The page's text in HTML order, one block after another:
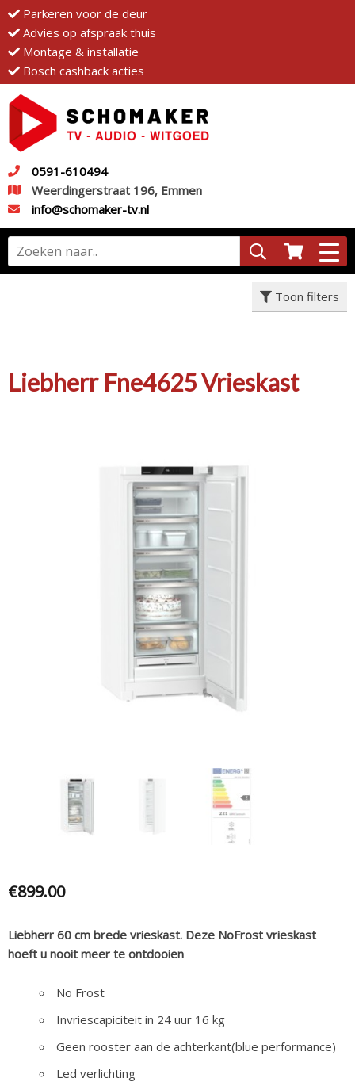
Parkeren voor de deur
Advies op afspraak thuis
Montage & installatie
Bosch cashback acties
0591-610494
Weerdingerstraat 196, Emmen
info@schomaker-tv.nl
Toon filters
Liebherr Fne4625 Vrieskast
€899.00
Liebherr 60 cm brede vrieskast. Deze NoFrost vrieskast
hoeft u nooit meer te ontdooien
No Frost
Invriescapiciteit in 24 uur 16 kg
Geen rooster aan de achterkant(blue performance)
Led verlichting